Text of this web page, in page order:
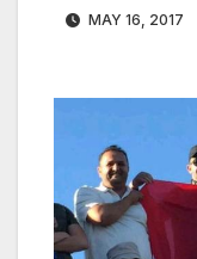
MAY 16, 2017